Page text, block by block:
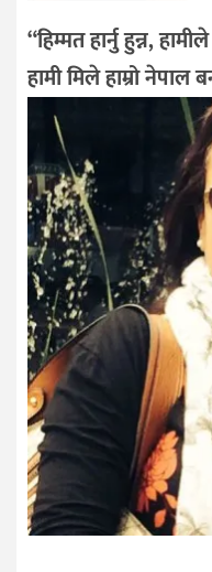
“हिम्मत हार्नु हुन्न,
हामी मिले हाम्रो नेपाल